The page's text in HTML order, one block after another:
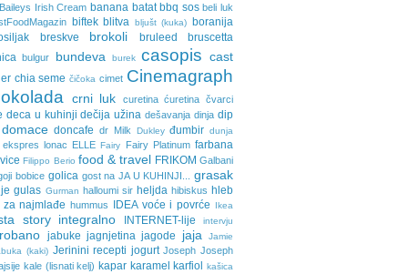
Baileys Irish Cream banana batat bbq sos beli luk
biftek blitva bljušt (kuka)
boranija
breskve brokoli bruleed
bruscetta
bulgur bundeva burek casopis cast
chia seme čičoka cimet Cinemagraph
crni luk curetina ćuretina čvarci
deca u kuhinji dečija užina dešavanja dinja dip
domace doncafe dr Milk Dukley đumbir dunja
ekspres lonac ELLE Fairy Fairy Platinum farbana
Filippo Berio food & travel FRIKOM Galbani
bobice golica gost na JA U KUHINJI... grasak
gulas Gurman halloumi sir heljda hibiskus hleb
za najmlađe hummus IDEA voće i povrće Ikea
story integralno INTERNET-lije intervju
jabuke jagnjetina jagode jaja
Jamie
(kaki) Jerinini recepti jogurt Joseph Joseph
kale (lisnati kelj) kapar karamel karfiol kašica